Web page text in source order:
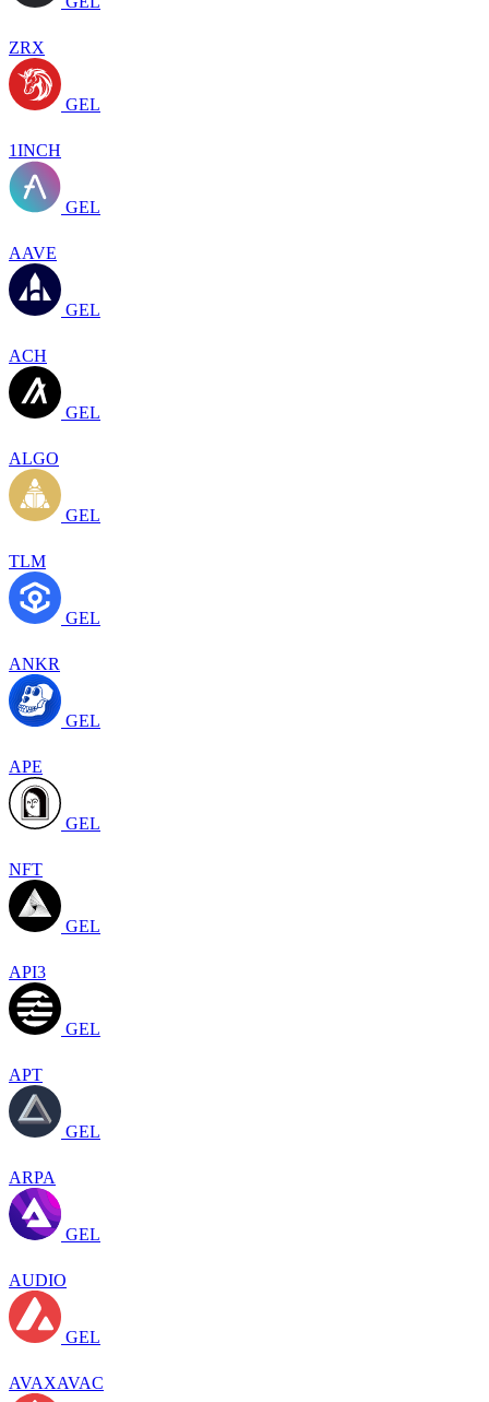
ZRX
GEL
1INCH
GEL
AAVE
GEL
ACH
GEL
ALGO
GEL
TLM
GEL
ANKR
GEL
APE
GEL
NFT
GEL
API3
GEL
APT
GEL
ARPA
GEL
AUDIO
GEL
AVAXAVAC